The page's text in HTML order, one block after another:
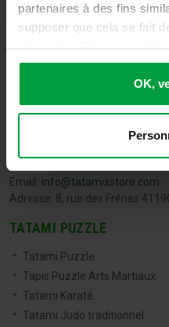
partenaires à des fins
supposer que cela se fait
sécurisée. Cliquez sur
accepter ou ajustez
OK,
Email: info@tatamixstore.com
Adresse: 8, rue des Frênes
TATAMI PUZZLE
Tatami Puzzle
Tapis Puzzle Arts Martiaux
Tatami Karaté
Tatami Judo traditionnel